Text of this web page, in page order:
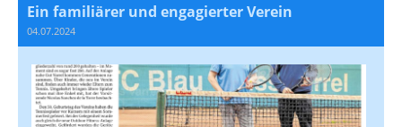
Ein familiärer und engagierter Verein
04.07.2024